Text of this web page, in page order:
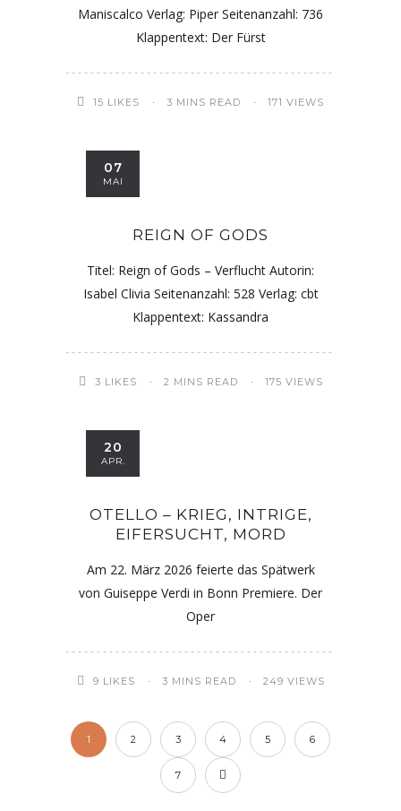
Maniscalco Verlag: Piper Seitenanzahl: 736
Klappentext: Der Fürst
15 LIKES 3 MINS READ 171 VIEWS
07
MAI
REIGN OF GODS
Titel: Reign of Gods – Verflucht Autorin:
Isabel Clivia Seitenanzahl: 528 Verlag: cbt
Klappentext: Kassandra
3 LIKES 2 MINS READ 175 VIEWS
20
APR.
OTELLO – KRIEG, INTRIGE,
EIFERSUCHT, MORD
Am 22. März 2026 feierte das Spätwerk
von Guiseppe Verdi in Bonn Premiere. Der
Oper
9 LIKES 3 MINS READ 249 VIEWS
1 2 3 4 5 6
7